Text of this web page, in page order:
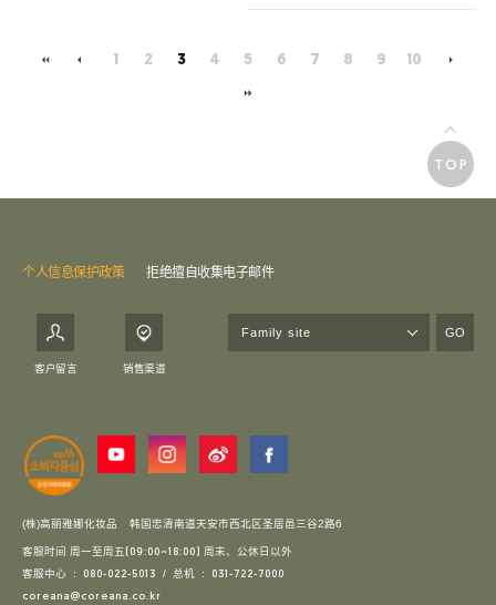
1 2 3 4 5 6 7 8 9 10
TOP
个人信息保护政策 拒绝擅自收集电子邮件
客户留言 销售渠道
GO
(株)高丽雅娜化妆品 韩国忠清南道天安市西北区圣居邑三谷2路6
客服时间 周一至周五 (09:00~18:00)
周末、公休日以外
客服中心 :
080-022-5013 / 总机 : 031-722-7000
coreana@coreana.co.kr